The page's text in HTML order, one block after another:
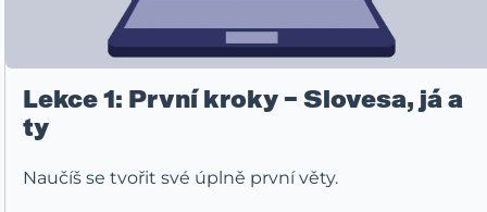
Lekce 1: První kroky – Slovesa, já a
ty
Naučíš se tvořit své úplně první věty.